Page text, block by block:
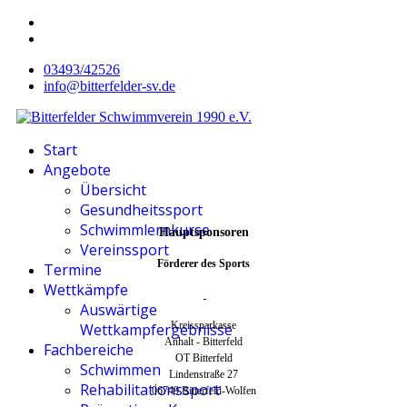
03493/42526
info@bitterfelder-sv.de
Start
Angebote
Übersicht
Gesundheitssport
Schwimmlernkurse
Vereinssport
Termine
Wettkämpfe
Auswärtige
Wettkampfergebnisse
Fachbereiche
Schwimmen
Rehabilitationssport
Hauptsponsoren
Förderer des Sports
Kreissparkasse
Anhalt - Bitterfeld
OT Bitterfeld
Lindenstraße 27
06749 Bitterfeld-Wolfen